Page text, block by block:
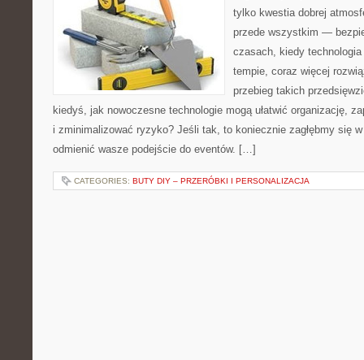
tylko kwestia dobrej
przede wszystkim —
czasach, kiedy
tempie, coraz więcej
przebieg takich
kiedyś, jak nowoczesne technologie mogą ułatwić organizację,
i zminimalizować ryzyko? Jeśli tak, to koniecznie zagłębmy się
odmienić wasze podejście do eventów. […]
CATEGORIES: BUTY DIY – PRZERÓBKI I PERSONALIZACJA